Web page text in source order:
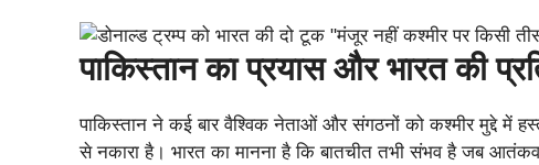
पाकिस्तान का प्रयास और भारत की
पाकिस्तान ने कई बार वैश्विक नेताओं और संगठनों को कश्मीर मुद्दे में
से नकारा है। भारत का मानना है कि बातचीत तभी संभव है जब